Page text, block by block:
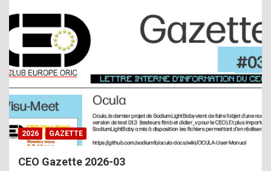
s
t
a
s
i
2026 GAZETTE
CEO Gazette 2026-03